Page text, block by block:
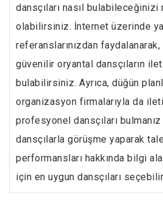
dansçıları nasıl
olabilirsiniz. İnternet üzerinde
referanslarınızdan
güvenilir oryantal dansçıların
bulabilirsiniz. Ayrıca, düğün
organizasyon firmalarıyla da
profesyonel dansçıları
dansçılarla görüşme yaparak
performansları hakkında bilgi
için en uygun dansçıları